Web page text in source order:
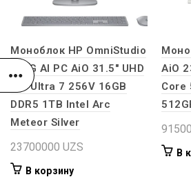
Моноблок HP OmniStudio
X NG AI PC AiO 31.5″ UHD
IPS Ultra 7 256V 16GB
DDR5 1TB Intel Arc
Meteor Silver
23700000 UZS
В корзину
AiO
Core
В